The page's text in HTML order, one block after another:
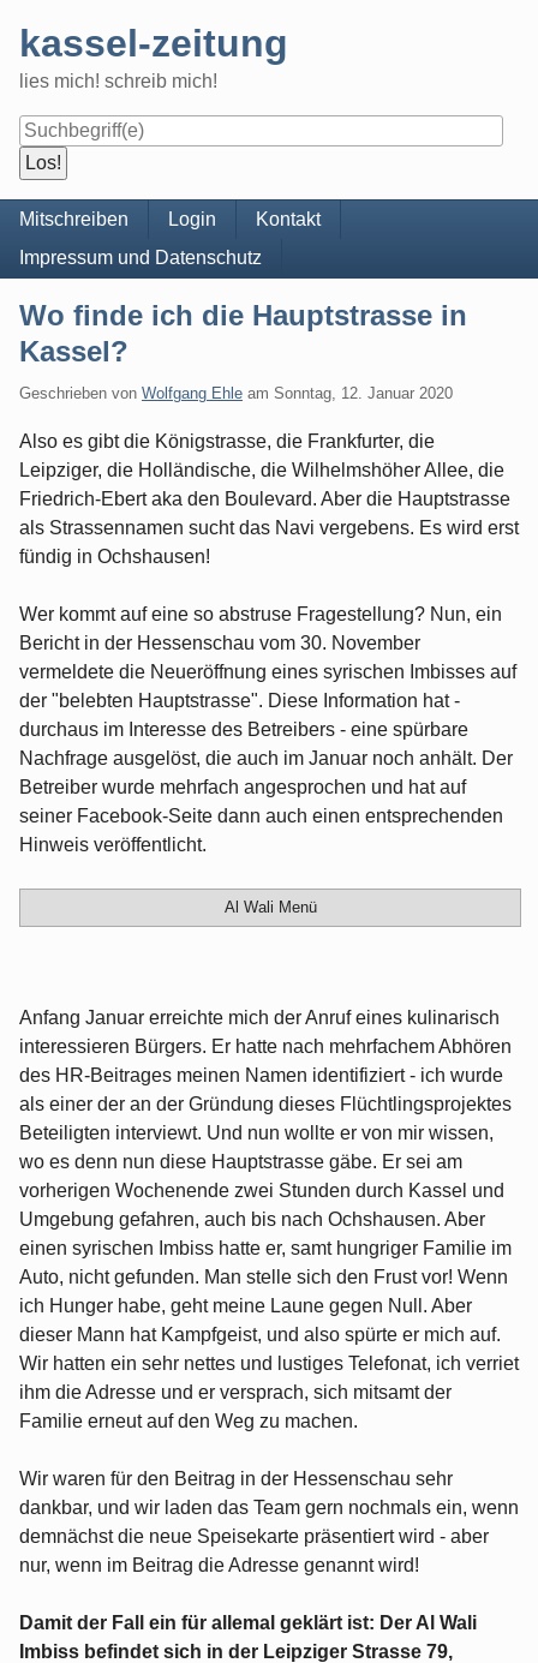
content
kassel-zeitung
lies mich! schreib mich!
Navigation
Mitschreiben Login
Kontakt
Impressum und Datenschutz
Wo finde ich die Hauptstrasse in
Kassel?
Geschrieben von Wolfgang Ehle am Sonntag, 12. Januar 2020
Also es gibt die Königstrasse, die Frankfurter, die
Leipziger, die Holländische, die Wilhelmshöher Allee, die
Friedrich-Ebert aka den Boulevard. Aber die Hauptstrasse
als Strassennamen sucht das Navi vergebens. Es wird erst
fündig in Ochshausen!
Wer kommt auf eine so abstruse Fragestellung? Nun, ein
Bericht in der Hessenschau vom 30. November
vermeldete die Neueröffnung eines syrischen Imbisses auf
der "belebten Hauptstrasse". Diese Information hat -
durchaus im Interesse des Betreibers - eine spürbare
Nachfrage ausgelöst, die auch im Januar noch anhält. Der
Betreiber wurde mehrfach angesprochen und hat auf
seiner Facebook-Seite dann auch einen entsprechenden
Hinweis veröffentlicht.
Al Wali Menü
Anfang Januar erreichte mich der Anruf eines kulinarisch
interessieren Bürgers. Er hatte nach mehrfachem Abhören
des HR-Beitrages meinen Namen identifiziert - ich wurde
als einer der an der Gründung dieses Flüchtlingsprojektes
Beteiligten interviewt. Und nun wollte er von mir wissen,
wo es denn nun diese Hauptstrasse gäbe. Er sei am
vorherigen Wochenende zwei Stunden durch Kassel und
Umgebung gefahren, auch bis nach Ochshausen. Aber
einen syrischen Imbiss hatte er, samt hungriger Familie im
Auto, nicht gefunden. Man stelle sich den Frust vor! Wenn
ich Hunger habe, geht meine Laune gegen Null. Aber
dieser Mann hat Kampfgeist, und also spürte er mich auf.
Wir hatten ein sehr nettes und lustiges Telefonat, ich verriet
ihm die Adresse und er versprach, sich mitsamt der
Familie erneut auf den Weg zu machen.
Wir waren für den Beitrag in der Hessenschau sehr
dankbar, und wir laden das Team gern nochmals ein, wenn
demnächst die neue Speisekarte präsentiert wird - aber
nur, wenn im Beitrag die Adresse genannt wird!
Damit der Fall ein für allemal geklärt ist: Der Al Wali
Imbiss befindet sich in der Leipziger Strasse 79,